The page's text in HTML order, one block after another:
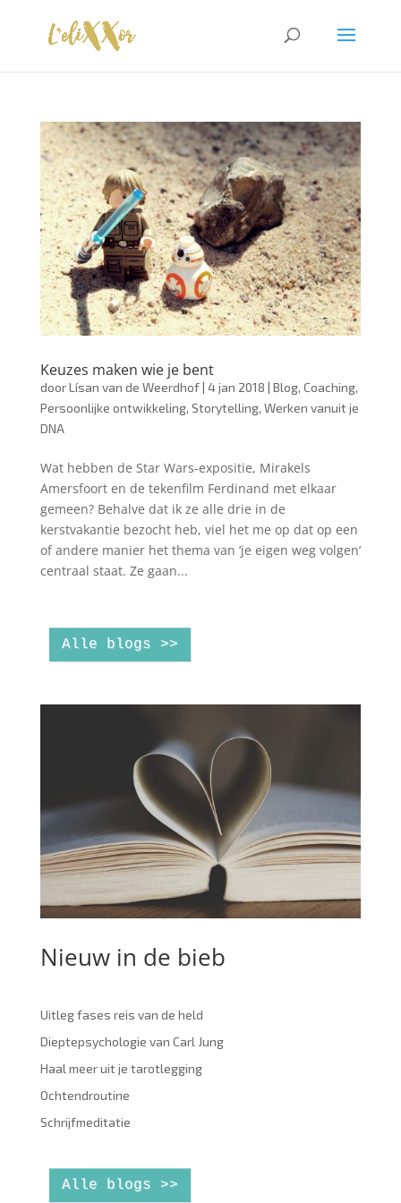
Keuzes maken wie je bent
doorLísan van de Weerdhof| 4 jan 2018 | Blog, Coaching,
Persoonlijke ontwikkeling, Storytelling, Werken vanuit je
DNA
Wat hebben de Star Wars-expositie, Mirakels
Amersfoort en de tekenfilm Ferdinand met elkaar
gemeen? Behalve dat ik ze alle drie in de
kerstvakantie bezocht heb, viel het me op dat op een
of andere manier het thema van ‘je eigen weg volgen’
centraal staat. Ze gaan...
Alle blogs >>
Nieuw in de bieb
Uitleg fases reis van de held
Dieptepsychologie van Carl Jung
Haal meer uit je tarotlegging
Ochtendroutine
Schrijfmeditatie
Alle blogs >>